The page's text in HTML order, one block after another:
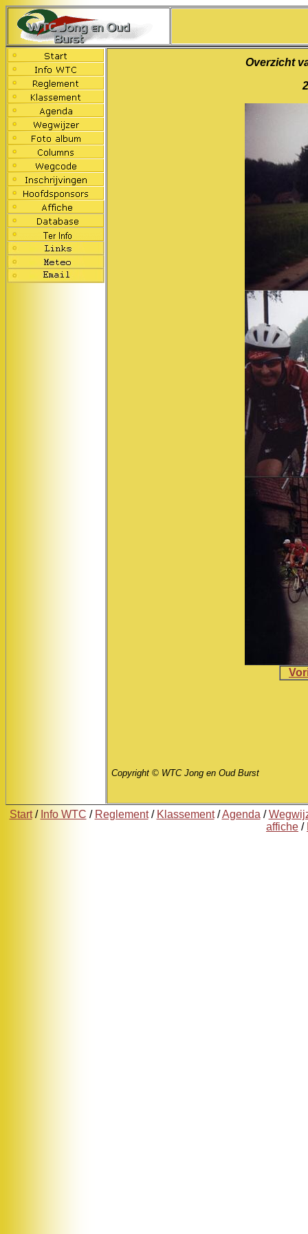
Overzicht
Copyright © WTC Jong en Oud Burst
Start/ Info WTC / Reglement/ Klassement/Agenda /
affiche /